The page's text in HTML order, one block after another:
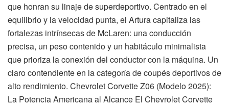
que honran su linaje de superdeportivo. Centrado en el
equilibrio y la velocidad punta, el Artura capitaliza las
fortalezas intrínsecas de McLaren: una conducción
precisa, un peso contenido y un habitáculo minimalista
que prioriza la conexión del conductor con la máquina. Un
claro contendiente en la categoría de coupés deportivos de
alto rendimiento. Chevrolet Corvette Z06 (Modelo 2025):
La Potencia Americana al Alcance El Chevrolet Corvette